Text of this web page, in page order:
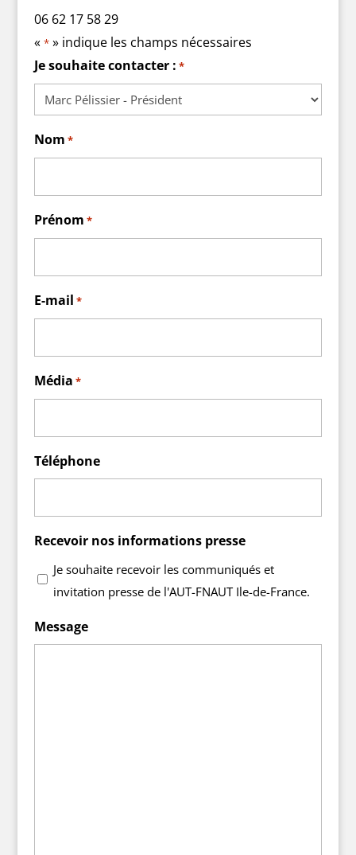
06 62 17 58 29
« *» indique les champs nécessaires
Je souhaite contacter : *
Nom *
Prénom *
E-mail *
Média *
Téléphone
Recevoir nos informations presse
Je souhaite recevoir les communiqués et
invitation presse de l'AUT-FNAUT Ile-de-France.
Message